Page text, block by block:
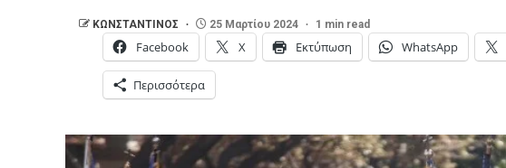
ΚΩΝΣΤΑΝΤΙΝΟΣ 25 Μαρτίου 2024 1 min read
Facebook X Εκτύπωση WhatsApp
Περισσότερα